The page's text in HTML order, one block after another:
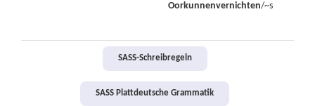
Oorkunnenvernichten/~s
SASS-Schreibregeln
SASS Plattdeutsche Grammatik